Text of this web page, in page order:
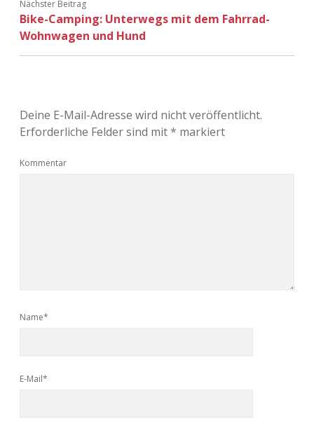
Nächster Beitrag
Bike-Camping: Unterwegs mit dem Fahrrad-
Wohnwagen und Hund
Deine E-Mail-Adresse wird nicht veröffentlicht.
Erforderliche Felder sind mit* markiert
Kommentar
Name*
E-Mail*